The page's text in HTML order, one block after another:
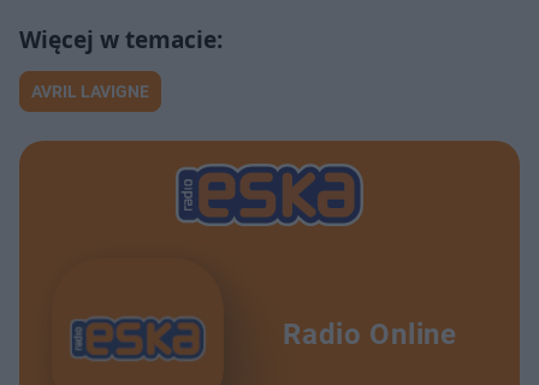
AVRIL LAVIGNE
Radio Online